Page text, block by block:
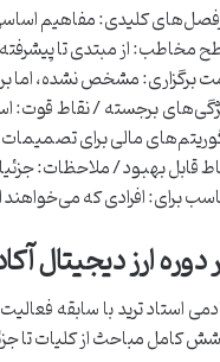
کلیدی: مفاهیم
مخاطب: از مبتدی تا
برگزاری: مشخص نشده، اما
برجسته / نقاط قوت:
مالی برای تصمیمات
قابل بهبود / ملاحظات:
برای: افرادی که می‌خواهند
دوره ارز دیجیتال
کامل مباحث از کلیات تا